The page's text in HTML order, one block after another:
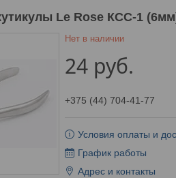
Le Rose КСС-1
Нет в наличии
24 руб.
+375 (44) 704-41-77
Условия оплаты и
График работы
Адрес и контакты